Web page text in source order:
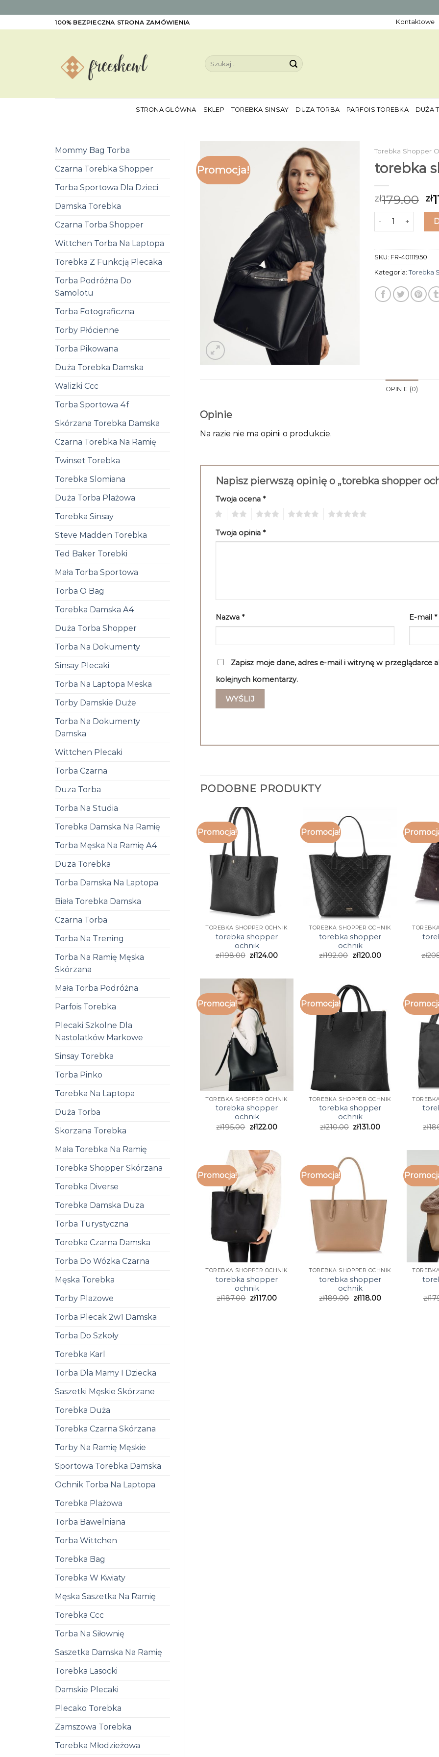
to
100% BEZPIECZNA STRONA ZAMÓWIENIA Kontaktowe
Szukaj:
STRONA GŁÓWNA SKLEP TOREBKA SINSAY DUZA TORBA PARFOIS TOREBKA DUŻA
Mommy Bag Torba
Czarna Torebka Shopper
Torba Sportowa Dla Dzieci
Damska Torebka
Czarna Torba Shopper
Wittchen Torba Na Laptopa
Torebka Z Funkcją Plecaka
Torba Podróżna Do
Samolotu
Torba Fotograficzna
Torby Płócienne
Torba Pikowana
Duża Torebka Damska
Walizki Ccc
Torba Sportowa 4f
Skórzana Torebka Damska
Czarna Torebka Na Ramię
Twinset Torebka
Torebka Slomiana
Duża Torba Plażowa
Torebka Sinsay
Steve Madden Torebka
Ted Baker Torebki
Mała Torba Sportowa
Torba O Bag
Torebka Damska A4
Duża Torba Shopper
Torba Na Dokumenty
Sinsay Plecaki
Torba Na Laptopa Meska
Torby Damskie Duże
Torba Na Dokumenty
Damska
Wittchen Plecaki
Torba Czarna
Duza Torba
Torba Na Studia
Torebka Damska Na Ramię
Torba Męska Na Ramię A4
Duza Torebka
Torba Damska Na Laptopa
Biała Torebka Damska
Czarna Torba
Torba Na Trening
Torba Na Ramię Męska
Skórzana
Mała Torba Podróżna
Parfois Torebka
Plecaki Szkolne Dla
Nastolatków Markowe
Sinsay Torebka
Torba Pinko
Torebka Na Laptopa
Duża Torba
Skorzana Torebka
Mała Torebka Na Ramię
Torebka Shopper Skórzana
Torebka Diverse
Torebka Damska Duza
Torba Turystyczna
Torebka Czarna Damska
Torba Do Wózka Czarna
Męska Torebka
Torby Plazowe
Torba Plecak 2w1 Damska
Torba Do Szkoły
Torebka Karl
Torba Dla Mamy I Dziecka
Saszetki Męskie Skórzane
Torebka Duża
Torebka Czarna Skórzana
Torby Na Ramię Męskie
Sportowa Torebka Damska
Ochnik Torba Na Laptopa
Torebka Plażowa
Torba Bawelniana
Torba Wittchen
Torebka Bag
Torebka W Kwiaty
Męska Saszetka Na Ramię
Torebka Ccc
Torba Na Siłownię
Saszetka Damska Na Ramię
Torebka Lasocki
Damskie Plecaki
Plecako Torebka
Zamszowa Torebka
Torebka Młodzieżowa
Promocja!
Torebka Shopper
torebka
zł179.00 zł
ilość torebka
SKU: FR-40111950
Kategoria: Torebka
OPINIE (0)
Opinie
Na razie nie ma opinii o produkcie.
Napisz pierwszą opinię o „torebka shopper
Twoja ocena *
Twoja opinia *
Nazwa * E-mail *
Zapisz moje dane, adres e-mail i witrynę w przeglądarce
kolejnych komentarzy.
PODOBNE PRODUKTY
Promocja!
TOREBKA SHOPPER OCHNIK
torebka shopper
ochnik
zł198.00 zł124.00
Promocja!
TOREBKA SHOPPER OCHNIK
torebka shopper
ochnik
zł192.00 zł120.00
zł
Promocja!
TOREBKA SHOPPER OCHNIK
torebka shopper
ochnik
zł195.00 zł122.00
Promocja!
TOREBKA SHOPPER OCHNIK
torebka shopper
ochnik
zł210.00 zł131.00
zł
Promocja!
TOREBKA SHOPPER OCHNIK
torebka shopper
ochnik
zł187.00 zł117.00
Promocja!
TOREBKA SHOPPER OCHNIK
torebka shopper
ochnik
zł189.00 zł118.00
zł